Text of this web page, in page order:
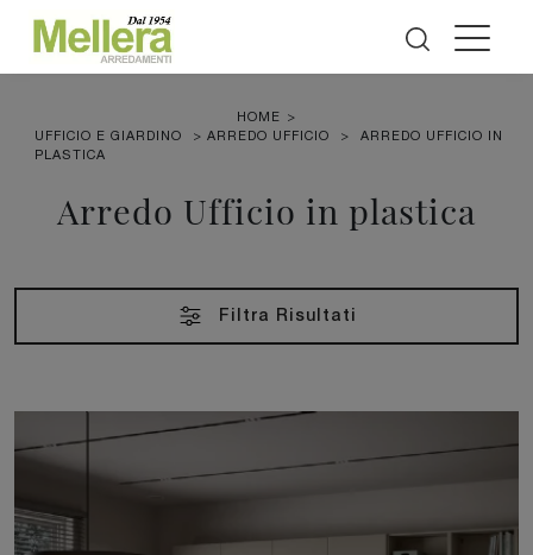
HOME >
UFFICIO E GIARDINO
> ARREDO UFFICIO >
ARREDO UFFICIO IN
PLASTICA
Arredo Ufficio in plastica
Filtra Risultati